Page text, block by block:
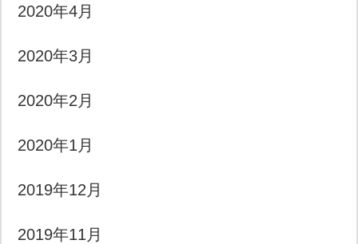
2020年4月
2020年3月
2020年2月
2020年1月
2019年12月
2019年11月